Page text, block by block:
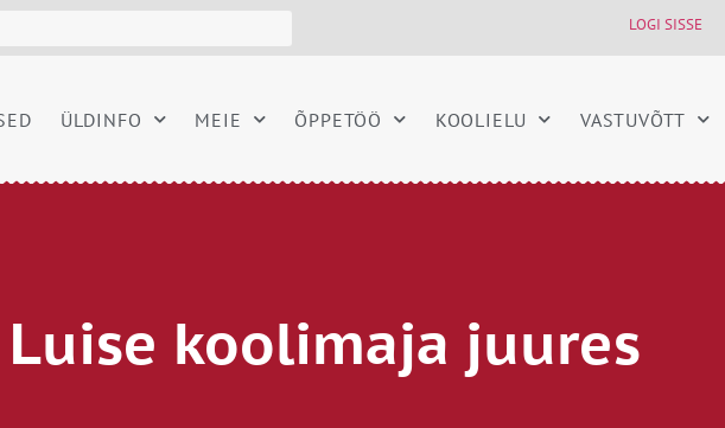
LOGI SISSE
ÜLDINFO MEIE ÕPPETÖÖ KOOLIELU VASTUVÕTT
koolimaja juures